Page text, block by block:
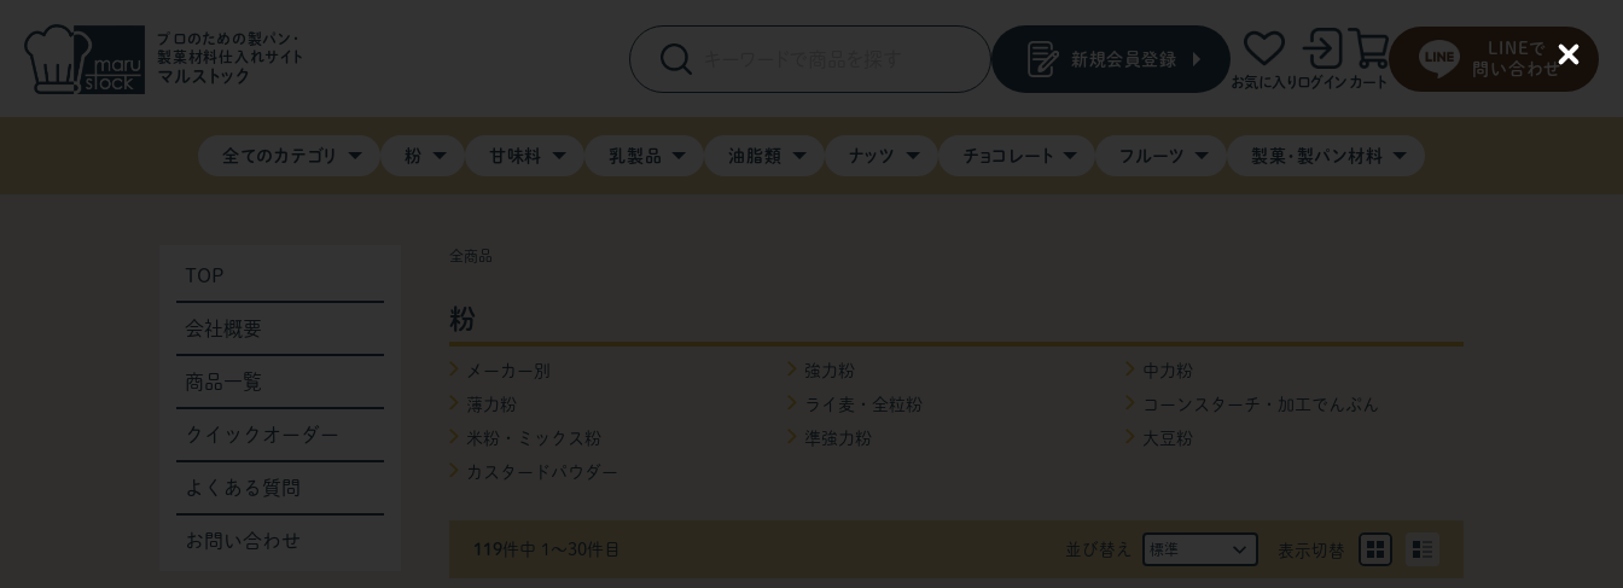
プロのための製パン・
製菓材料仕入れサイト
マルストック
新規会員登録
お気に入り ログイン カート
LINEで
問い合わせ
全てのカテゴリ 粉 甘味料 乳製品 油脂類 ナッツ チョコレート フルーツ 製菓・製パン材料
全商品
粉
メーカー別 強力粉
中力粉
薄力粉
ライ麦・全粒粉
コーンスターチ・加工でんぷん
米粉・ミックス粉
準強力粉
大豆粉
カスタードパウダー
119件中 1〜30件目 並び替え 表示切替
TOP
会社概要
商品一覧
クイックオーダー
よくある質問
お問い合わせ
C
l